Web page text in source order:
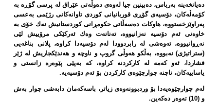
دەیانخەینە بەرباس، دەبینین جیا لەوەی دەوڵەتی عێراق لە پرسی گۆڕە بە
كۆمەڵەكان، دۆسیەی گۆڕی قوربانیانی كوردی تاوانەكانی رژێمی بەعسی
پەراوێزخستووە، هاوكات دەسەڵاتی حكومڕانی كوردستانیش نەك خۆی بە
خاوەنی ئەم دۆسیە نەزانیووە، تەنانەت وەك ئەركێكی مرۆییش لێی
نەڕوانیووە، ئەوەشی لە رابردوودا لەم دۆسیەدا كراوە، پلانی بناغەیی
(ستراتیژی) نەبووە، بەڵكو هەوڵی گروپ و ناوچە و هەندێكجاریش لە ژێر
فشاردا، ئەو كەمە لە كاركردنە كراوە، كە بەپێی پێوەرە زانستی و
یاساییەكان، ناچنە چوارچێوەی كاركردن بۆ ئەم دۆسیەیە.
لەم چوارچێوەیەدا بۆ وردبوونەوەی زیاتر، باسەكەمان دابەشی چوار بەش
و (10) تەوەر دەكەین.